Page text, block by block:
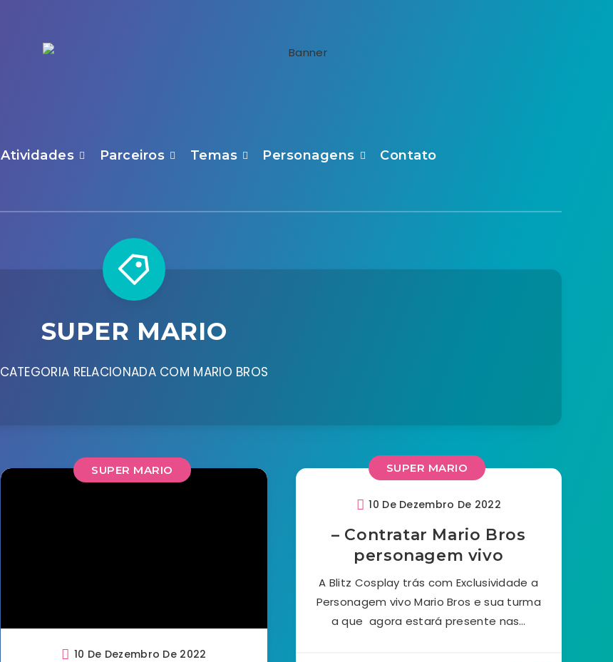
Atividades Parceiros Temas Personagens Contato
SUPER MARIO
CATEGORIA RELACIONADA COM MARIO BROS
SUPER MARIO
10 De Dezembro De 2022
SUPER MARIO
10 De Dezembro De 2022
– Contratar Mario Bros
personagem vivo
A Blitz Cosplay trás com Exclusividade a
Personagem vivo Mario Bros e sua turma
a que agora estará presente nas…